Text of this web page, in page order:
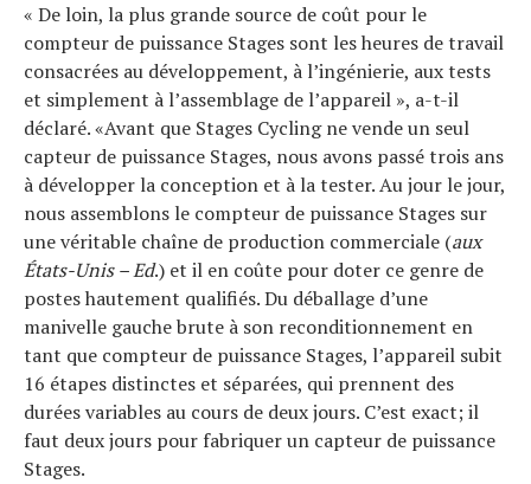
« De loin, la plus grande source de coût pour le
compteur de puissance Stages sont les heures de travail
consacrées au développement, à l’ingénierie, aux tests
et simplement à l’assemblage de l’appareil », a-t-il
déclaré. «Avant que Stages Cycling ne vende un seul
capteur de puissance Stages, nous avons passé trois ans
à développer la conception et à la tester. Au jour le jour,
nous assemblons le compteur de puissance Stages sur
une véritable chaîne de production commerciale (aux
États-Unis – Ed.) et il en coûte pour doter ce genre de
postes hautement qualifiés. Du déballage d’une
manivelle gauche brute à son reconditionnement en
tant que compteur de puissance Stages, l’appareil subit
16 étapes distinctes et séparées, qui prennent des
durées variables au cours de deux jours. C’est exact; il
faut deux jours pour fabriquer un capteur de puissance
Stages.